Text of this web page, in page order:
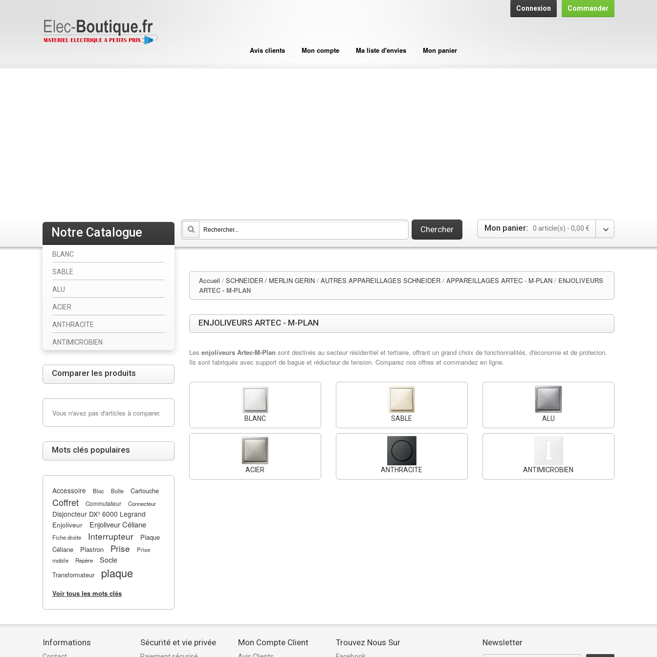
Connexion Commander
Avis clients Mon compte Ma liste d'envies Mon panier
Mon panier: 0 article(s) - 0,00 €
Chercher
Accueil / SCHNEIDER / MERLIN GERIN / AUTRES APPAREILLAGES SCHNEIDER / APPAREILLAGES ARTEC - M-PLAN / ENJOLIVEURS
ARTEC - M-PLAN
ENJOLIVEURS ARTEC - M-PLAN
Les enjoliveurs Artec-M-Plan sont destinés au secteur résidentiel et tertiaire, offrant un grand choix de fonctionnalités, d'économie et de protecion.
Ils sont fabriqués avec support de bague et réducteur de tension. Comparez nos offres et commandez en ligne.
BLANC SABLE ALU
ACIER ANTHRACITE ANTIMICROBIEN
Notre Catalogue
BLANC
SABLE
ALU
ACIER
ANTHRACITE
ANTIMICROBIEN
Comparer les produits
Vous n'avez pas d'articles à comparer.
Mots clés populaires
Accessoire Bloc Boîte Cartouche
Coffret Commutateur Connecteur
Disjoncteur DX³ 6000 Legrand
Enjoliveur
Enjoliveur Céliane
Fiche droite Interrupteur
Plaque
Céliane
Plastron Prise
Prise
mobile
Repère Socle
Transformateur plaque
Voir tous les mots clés
Informations Sécurité et vie privée Mon Compte Client Trouvez Nous Sur Newsletter